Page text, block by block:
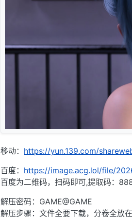
移动： https://yun.139.com/
百度： https://image.acg.lol/file/
百度为二维码，扫码即可,提取码：
解压密码：GAME@GAME
解压步骤：文件全要下载，分卷全放